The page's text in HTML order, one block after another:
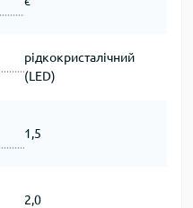
рідкокристалічний
(LED)
1,5
2,0